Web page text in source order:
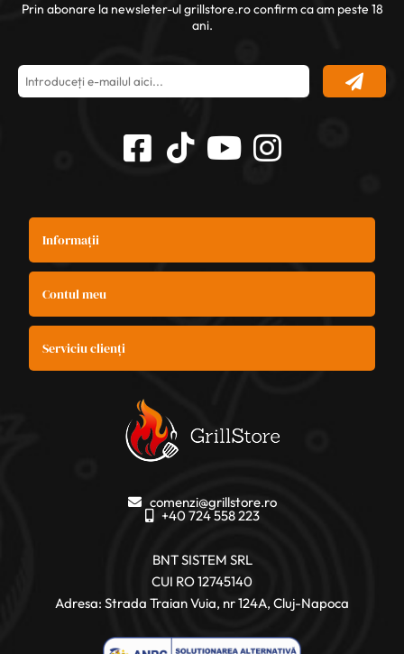
Prin abonare la newsleter-ul grillstore.ro confirm ca am peste 18
ani.
Informații
Contul meu
Serviciu clienți
comenzi@grillstore.ro
+40 724 558 223
BNT SISTEM SRL
CUI RO 12745140
Adresa: Strada Traian Vuia, nr 124A, Cluj-Napoca